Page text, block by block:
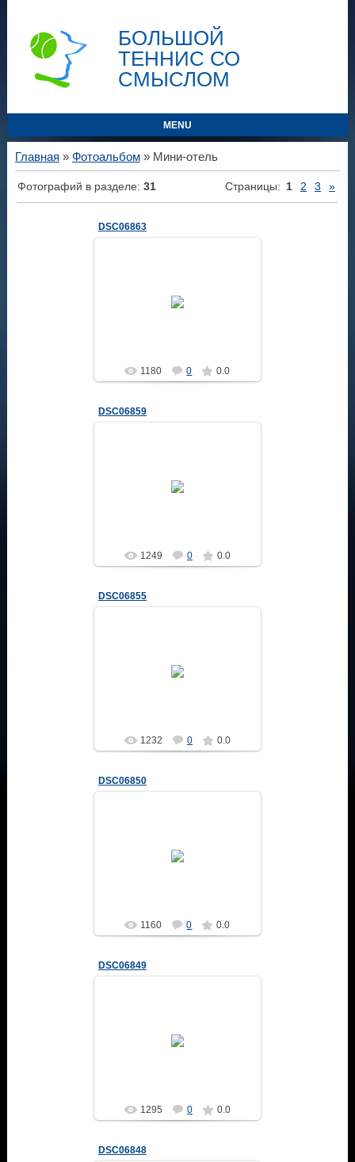
БОЛЬШОЙ
ТЕННИС СО
СМЫСЛОМ
MENU
Главная » Фотоальбом» Мини-отель
Фотографий в разделе: 31 Страницы: 1 2 3 »
DSC06863
1180 0 0.0
DSC06859
1249 0 0.0
DSC06855
1232 0 0.0
DSC06850
1160 0 0.0
DSC06849
1295 0 0.0
DSC06848